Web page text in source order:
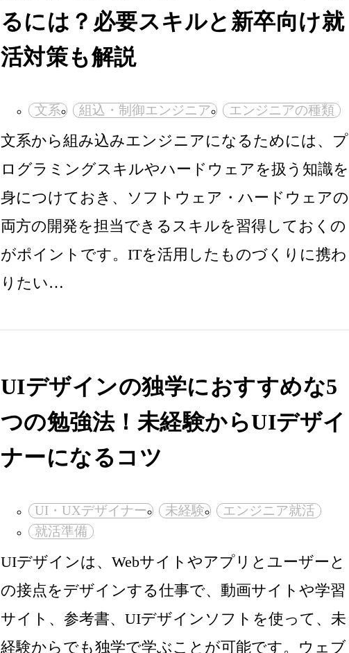
るには？必要スキルと新卒向け就
活対策も解説
文系 組込・制御エンジニア エンジニアの種類
文系から組み込みエンジニアになるためには、プ
ログラミングスキルやハードウェアを扱う知識を
身につけておき、ソフトウェア・ハードウェアの
両方の開発を担当できるスキルを習得しておくの
がポイントです。ITを活用したものづくりに携わ
りたい…
UIデザインの独学におすすめな5
つの勉強法！未経験からUIデザイ
ナーになるコツ
UI・UXデザイナー 未経験
エンジニア就活
就活準備
UIデザインは、Webサイトやアプリとユーザーと
の接点をデザインする仕事で、動画サイトや学習
サイト、参考書、UIデザインソフトを使って、未
経験からでも独学で学ぶことが可能です。ウェブ